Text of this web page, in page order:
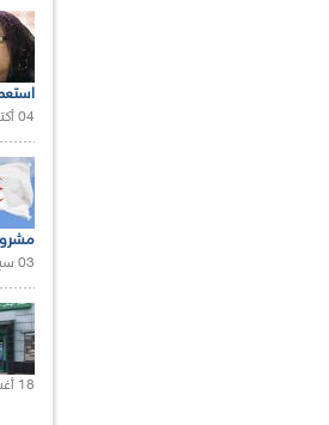
04 أكتوبر 2020 |
03 سبتمبر 2020 |
18 أغسطس 2020 |